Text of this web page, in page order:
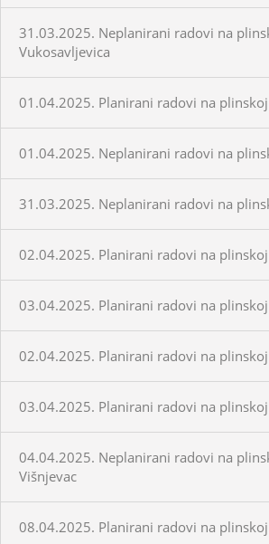
31.03.2025. Neplanirani radovi na
Vukosavljevica
01.04.2025. Planirani radovi na
01.04.2025. Neplanirani radovi na
31.03.2025. Neplanirani radovi na
02.04.2025. Planirani radovi na
03.04.2025. Planirani radovi na
02.04.2025. Planirani radovi na plinskoj
03.04.2025. Planirani radovi na
04.04.2025. Neplanirani radovi na
Višnjevac
08.04.2025. Planirani radovi na